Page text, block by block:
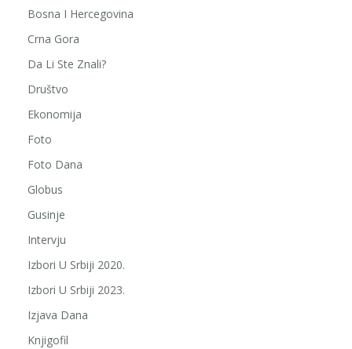
Bosna I Hercegovina
Crna Gora
Da Li Ste Znali?
Društvo
Ekonomija
Foto
Foto Dana
Globus
Gusinje
Intervju
Izbori U Srbiji 2020.
Izbori U Srbiji 2023.
Izjava Dana
Knjigofil